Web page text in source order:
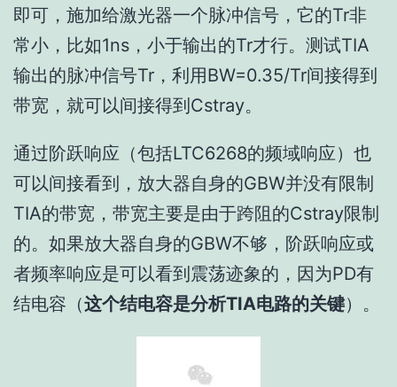
即可，施加给激光器一个脉冲信号，它的Tr非
常小，比如1ns，小于输出的Tr才行。测试TIA
输出的脉冲信号Tr，利用BW=0.35/Tr间接得到
带宽，就可以间接得到Cstray。
通过阶跃响应（包括LTC6268的频域响应）也
可以间接看到，放大器自身的GBW并没有限制
TIA的带宽，带宽主要是由于跨阻的Cstray限制
的。如果放大器自身的GBW不够，阶跃响应或
者频率响应是可以看到震荡迹象的，因为PD有
结电容（这个结电容是分析TIA电路的关键）。